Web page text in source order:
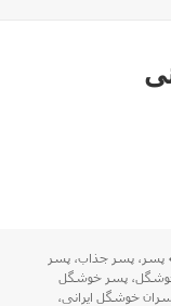
برچسب‌ها
پسر ،پسر جذاب،پسر
،پسر خوشگل
خوشگل ایرانی،